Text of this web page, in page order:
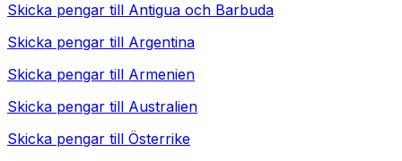
Skicka pengar till Antigua och Barbuda
Skicka pengar till Argentina
Skicka pengar till Armenien
Skicka pengar till Australien
Skicka pengar till Österrike